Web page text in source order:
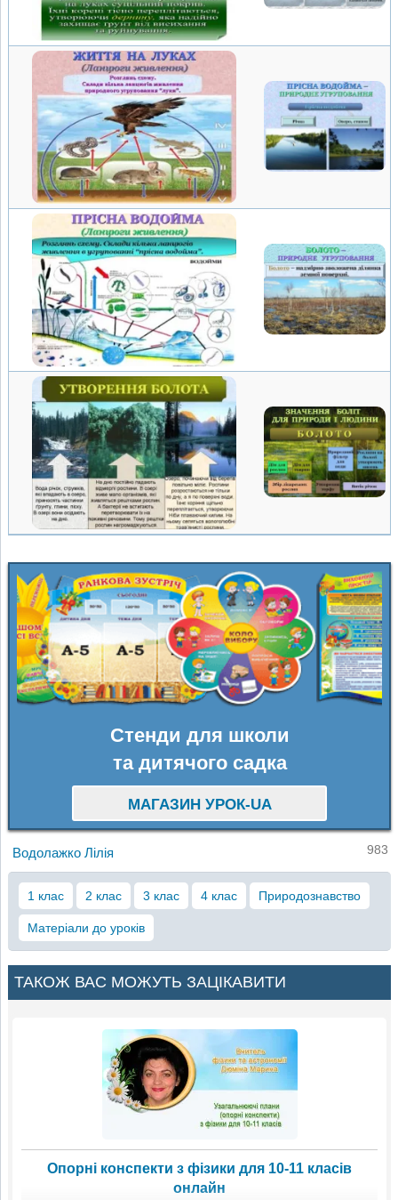
Стенди для школи
та дитячого садка
МАГАЗИН УРОК-UA
Водолажко Лілія 983
1 клас 2 клас 3 клас 4 клас Природознавство
Матеріали до уроків
ТАКОЖ ВАС МОЖУТЬ ЗАЦІКАВИТИ
Опорні конспекти з фізики для 10-11 класів
онлайн